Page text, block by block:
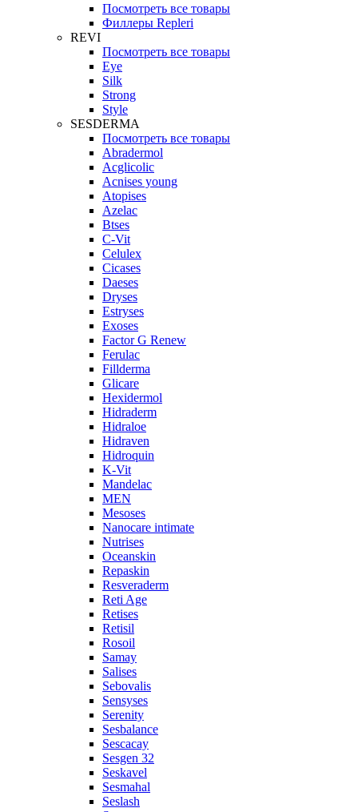
Посмотреть все товары
Филлеры Repleri
REVI
Посмотреть все товары
Eye
Silk
Strong
Style
SESDERMA
Посмотреть все товары
Abradermol
Acglicolic
Acnises young
Atopises
Azelac
Btses
C-Vit
Celulex
Cicases
Daeses
Dryses
Estryses
Exoses
Factor G Renew
Ferulac
Fillderma
Glicare
Hexidermol
Hidraderm
Hidraloe
Hidraven
Hidroquin
K-Vit
Mandelac
MEN
Mesoses
Nanocare intimate
Nutrises
Oceanskin
Repaskin
Resveraderm
Reti Age
Retises
Retisil
Rosoil
Samay
Salises
Sebovalis
Sensyses
Serenity
Sesbalance
Sescacay
Sesgen 32
Seskavel
Sesmahal
Seslash